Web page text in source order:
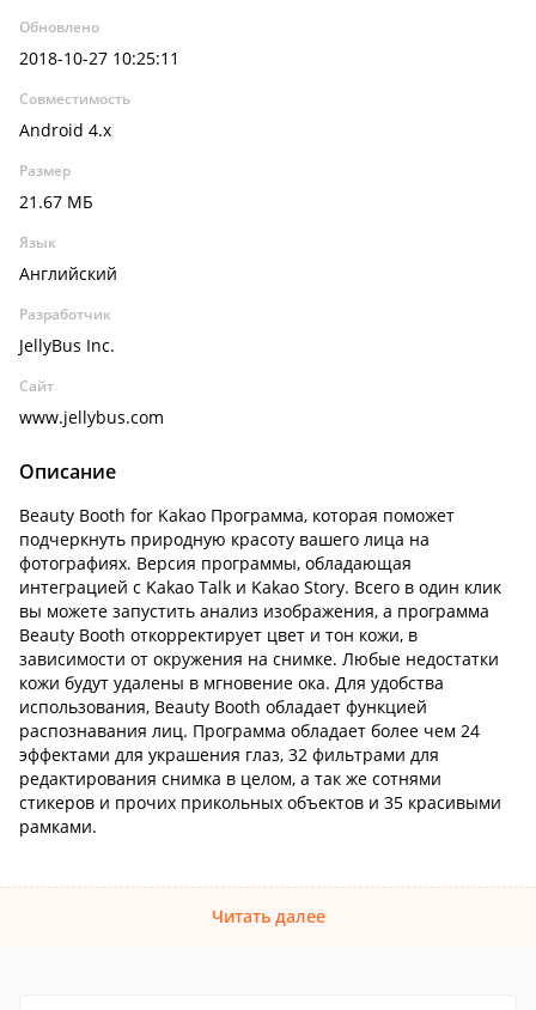
Обновлено
2018-10-27 10:25:11
Совместимость
Android 4.x
Размер
21.67 МБ
Язык
Английский
Разработчик
JellyBus Inc.
Сайт
www.jellybus.com
Описание
Beauty Booth for Kakao Программа, которая поможет
подчеркнуть природную красоту вашего лица на
фотографиях. Версия программы, обладающая
интеграцией с Kakao Talk и Kakao Story. Всего в один клик
вы можете запустить анализ изображения, а программа
Beauty Booth откорректирует цвет и тон кожи, в
зависимости от окружения на снимке. Любые недостатки
кожи будут удалены в мгновение ока. Для удобства
использования, Beauty Booth обладает функцией
распознавания лиц. Программа обладает более чем 24
эффектами для украшения глаз, 32 фильтрами для
редактирования снимка в целом, а так же сотнями
стикеров и прочих прикольных объектов и 35 красивыми
рамками.
Читать далее